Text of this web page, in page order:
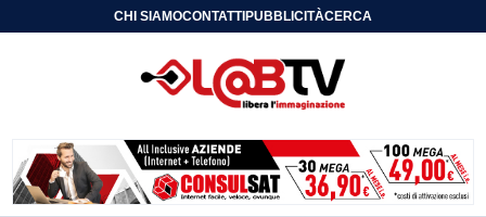
CHI SIAMOCONTATTIPUBBLICITÀCERCA